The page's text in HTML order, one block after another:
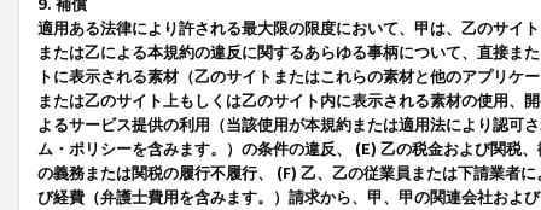
9. 補償
適用ある法律により許される最大限の限度において、甲は、乙のサイ
または乙による本規約の違反に関するあらゆる事柄について、直接ま
トに表示される素材（乙のサイトまたはこれらの素材と他のアプリ
または乙のサイト上もしくは乙のサイト内に表示される素材の使用、
よるサービス提供の利用（当該使用が本規約または適用法により認可
ム・ポリシーを含みます。）の条件の違反、 (E) 乙の税金および関税
の義務または関税の履行不履行、 (F) 乙、乙の従業員または下請業者
び経費（弁護士費用を含みます。）請求から、甲、甲の関連会社およ